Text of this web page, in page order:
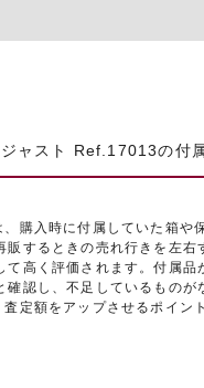
ャスト Ref.17013の付
入時に付属していた箱や
するときの売れ行きを左
高く評価されます。付属品
認し、不足しているもの
定額をアップさせるポイン